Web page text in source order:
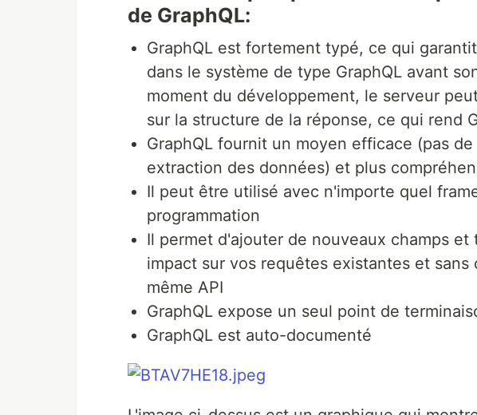
de GraphQL:
GraphQL est fortement typé, ce qui
dans le système de type GraphQL avant
moment du développement, le serveur
sur la structure de la réponse, ce qui rend
GraphQL fournit un moyen efficace (pas
extraction des données) et plus
Il peut être utilisé avec n'importe quel
programmation
Il permet d'ajouter de nouveaux champs et
impact sur vos requêtes existantes et
même API
GraphQL expose un seul point de
GraphQL est auto-documenté